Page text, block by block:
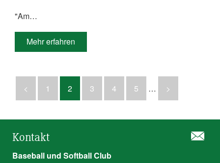
"Am…
Mehr erfahren
< 1 2 3 4 5 … >
Kontakt
Baseball und Softball Club